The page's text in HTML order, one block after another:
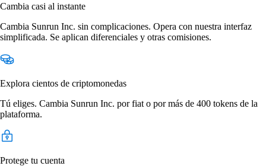
Cambia casi al instante
Cambia Sunrun Inc. sin complicaciones. Opera con nuestra interfaz
simplificada. Se aplican diferenciales y otras comisiones.
Explora cientos de criptomonedas
Tú eliges. Cambia Sunrun Inc. por fiat o por más de 400 tokens de la
plataforma.
Protege tu cuenta